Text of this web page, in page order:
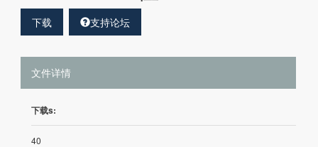
下载 支持论坛
文件详情
下载s:
40